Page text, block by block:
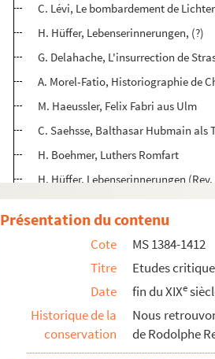
C. Lévi, Le bombardement de
H. Hüffer, Lebenserinnerungen, (?)
G. Delahache, L'insurrection de
A. Morel-Fatio, Historiographie de
M. Haeussler, Felix Fabri aus Ulm
C. Saehsse, Balthasar Hubmain als
H. Boehmer, Luthers Romfart
H. Hüffer, Lebenserinnerungen
Ch. Diell, Une république
G. de Grandmaison,
Du Motey, Un héros de la Gr.
R. de Bancalis, Souvenir d'un
K. Burdach, Briefwechsel des Cola
U. Benassi, Politica italiana di Luigi
U. Benassi, Guglielmo di Tillot
Présentation du contenu
Cote
MS 1384-1412
Titre
Etudes
Date
fin du XIXe
Historique de la
conservation
Nous
de Rodolphe